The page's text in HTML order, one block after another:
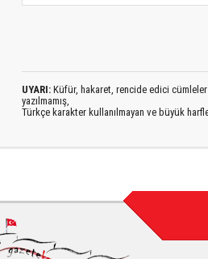
UYARI: Küfür, hakaret, rencide edici cümleler
yazılmamış,
Türkçe karakter kullanılmayan ve büyük